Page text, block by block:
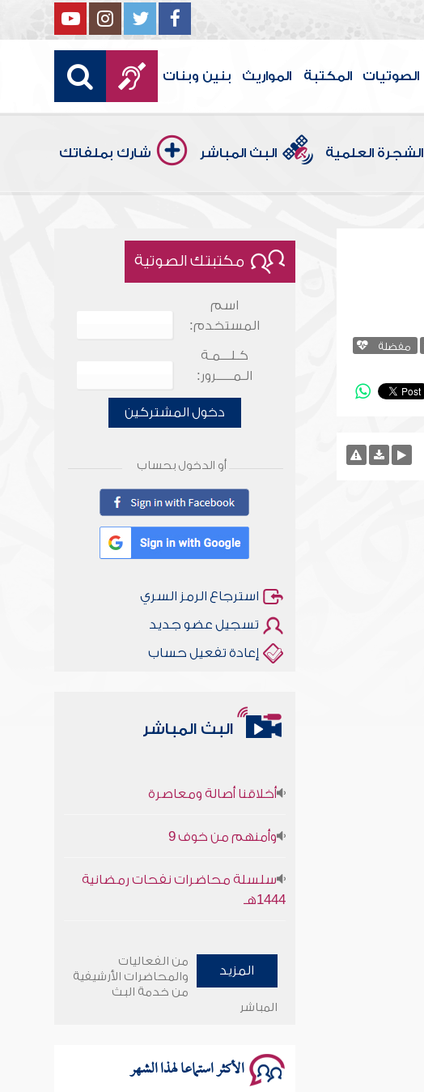
الصوتيات المكتبة المواريث بنين وبنات
الشجرة العلمية البث المباشر شارك بملفاتك
مفضلة
مكتبتك الصوتية
اسم
المستخدم:
كـلـــمـة
الـمـــــرور:
دخول المشتركين
أو الدخول بحساب
استرجاع الرمز السري
تسجيل عضو جديد
إعادة تفعيل حساب
البث المباشر
1444هـ
وأمنهم من خوف 9
سلسلة محاضرات نفحات رمضانية
المزيد
من الفعاليات
والمحاضرات الأرشيفية
من خدمة البث
المباشر
الأكثر استماعا لهذا الشهر